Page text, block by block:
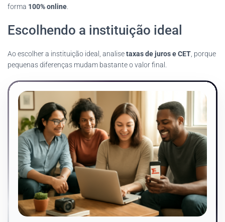
forma 100% online
Escolhendo a instituição ideal
Ao escolher a instituição ideal, analisetaxas de juros e CET , porque
pequenas diferenças mudam bastante o valor final.